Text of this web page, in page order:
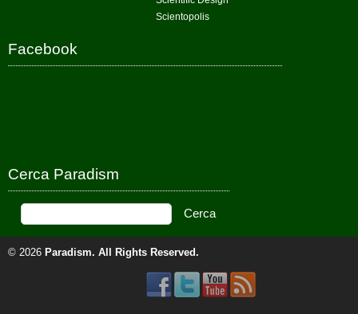
Scientopolis
Facebook
Cerca Paradism
© 2026 Paradism. All Rights Reserved.